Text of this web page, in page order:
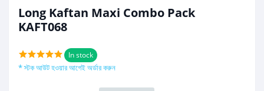
Long Kaftan Maxi Combo Pack
KAFT068
In stock
* স্টক আউট হওয়ার আগেই অর্ডার করুন